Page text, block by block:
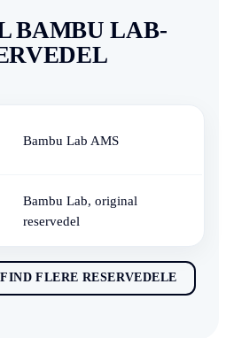
BAMBU LAB-
Bambu Lab AMS
Bambu Lab, original
reservedel
FIND FLERE RESERVEDELE